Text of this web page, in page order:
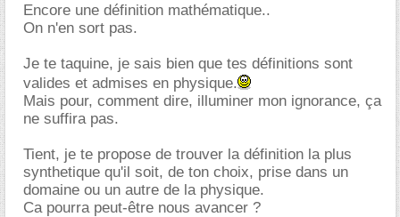
Encore une définition mathématique..
On n'en sort pas.
Je te taquine, je sais bien que tes définitions sont
valides et admises en physique.
Mais pour, comment dire, illuminer mon ignorance, ça
ne suffira pas.
Tient, je te propose de trouver la définition la plus
synthetique qu'il soit, de ton choix, prise dans un
domaine ou un autre de la physique.
Ca pourra peut-être nous avancer ?